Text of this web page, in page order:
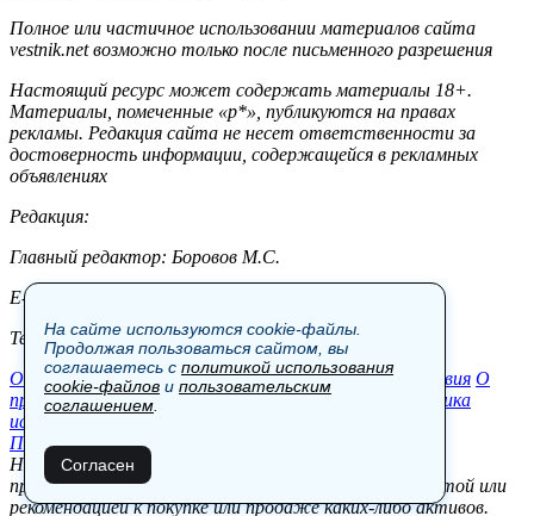
Полное или частичное использовании материалов сайта
vestnik.net возможно только после письменного разрешения
Настоящий ресурс может содержать материалы 18+.
Материалы, помеченные «р*», публикуются на правах
рекламы. Редакция сайта не несет ответственности за
достоверность информации, содержащейся в рекламных
объявлениях
Редакция:
Главный редактор: Боровов М.С.
E-mail: site@vestnik.net, reb.msk@yandex.ru
Тел.: +7 (921) 720-00-97
Общество Экономика Контакты В мире Происшествия О
проекте Шоу-бизнес Политика Пресс-релизы
Политика
использования cookie-файлов
Пользовательское соглашение
Новости, аналитика, прогнозы и другие материалы,
представленные на данном сайте, не являются офертой или
рекомендацией к покупке или продаже каких-либо активов.
На сайте используются cookie-файлы.
Продолжая пользоваться сайтом, вы
соглашаетесь с политикой использования
cookie-файлов и пользовательским
соглашением
Согласен